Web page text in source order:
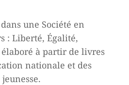
une Société en
: Liberté, Égalité,
à partir de livres
nationale et des